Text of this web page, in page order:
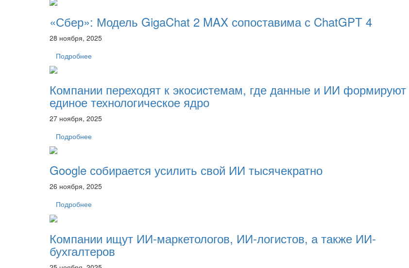
«Сбер»: Модель GigaChat 2 MAX сопоставима с ChatGPT 4
28 ноября, 2025
Подробнее
Компании переходят к экосистемам, где данные и ИИ формируют
единое технологическое ядро
27 ноября, 2025
Подробнее
Google собирается усилить свой ИИ тысячекратно
26 ноября, 2025
Подробнее
Компании ищут ИИ-маркетологов, ИИ-логистов, а также ИИ-
бухгалтеров